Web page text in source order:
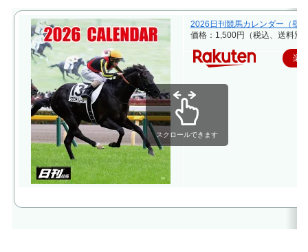
2026日刊競馬カレンダー（壁
価格：1,500円（税込、送料別)
楽
スクロールできます